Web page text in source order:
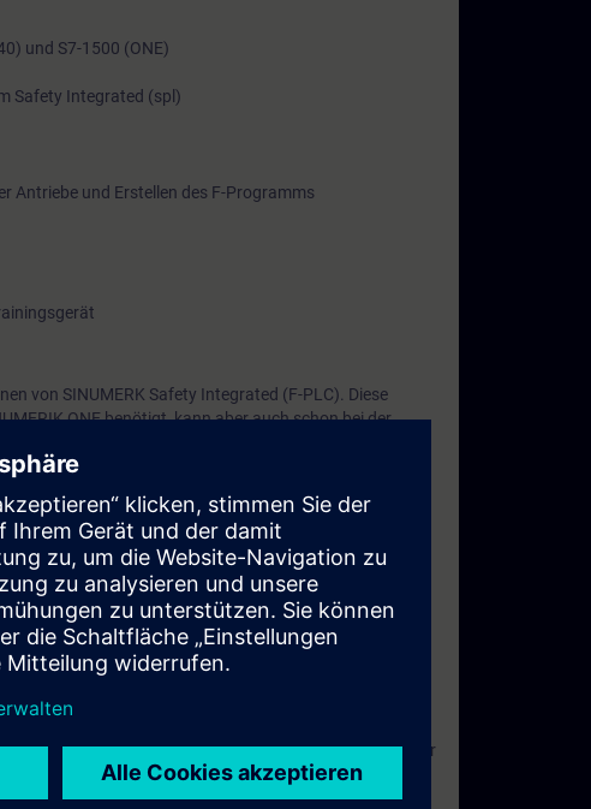
und S7-1500 (ONE)
Safety Integrated (spl)
Antriebe und Erstellen des F-Programms
von SINUMERK Safety Integrated (F-PLC). Diese
ONE benötigt, kann aber auch schon bei der
dem TIA Portal konfiguriert und programmiert.
können sie parametrieren und ihre Ansteuerung
und Programmierung der Funktionen bis hin
Safety Integrated (F-PLC) optimal für Ihre
ONE-UP oder NC-84SL-COM (ehemals NC-84SLSIP).
TIA-PRO1 oder TIA-SERV1.
LernplattformSITRAIN access– beginnend eine Woche vor
Learning Events vertiefen oder wiederholen als auch